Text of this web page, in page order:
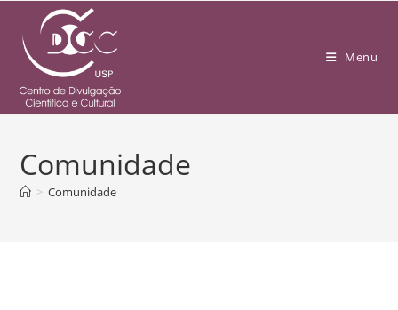
Menu
Comunidade
> Comunidade